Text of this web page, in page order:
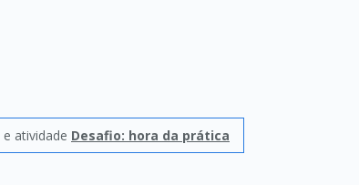
e atividade Desafio: hora da prática